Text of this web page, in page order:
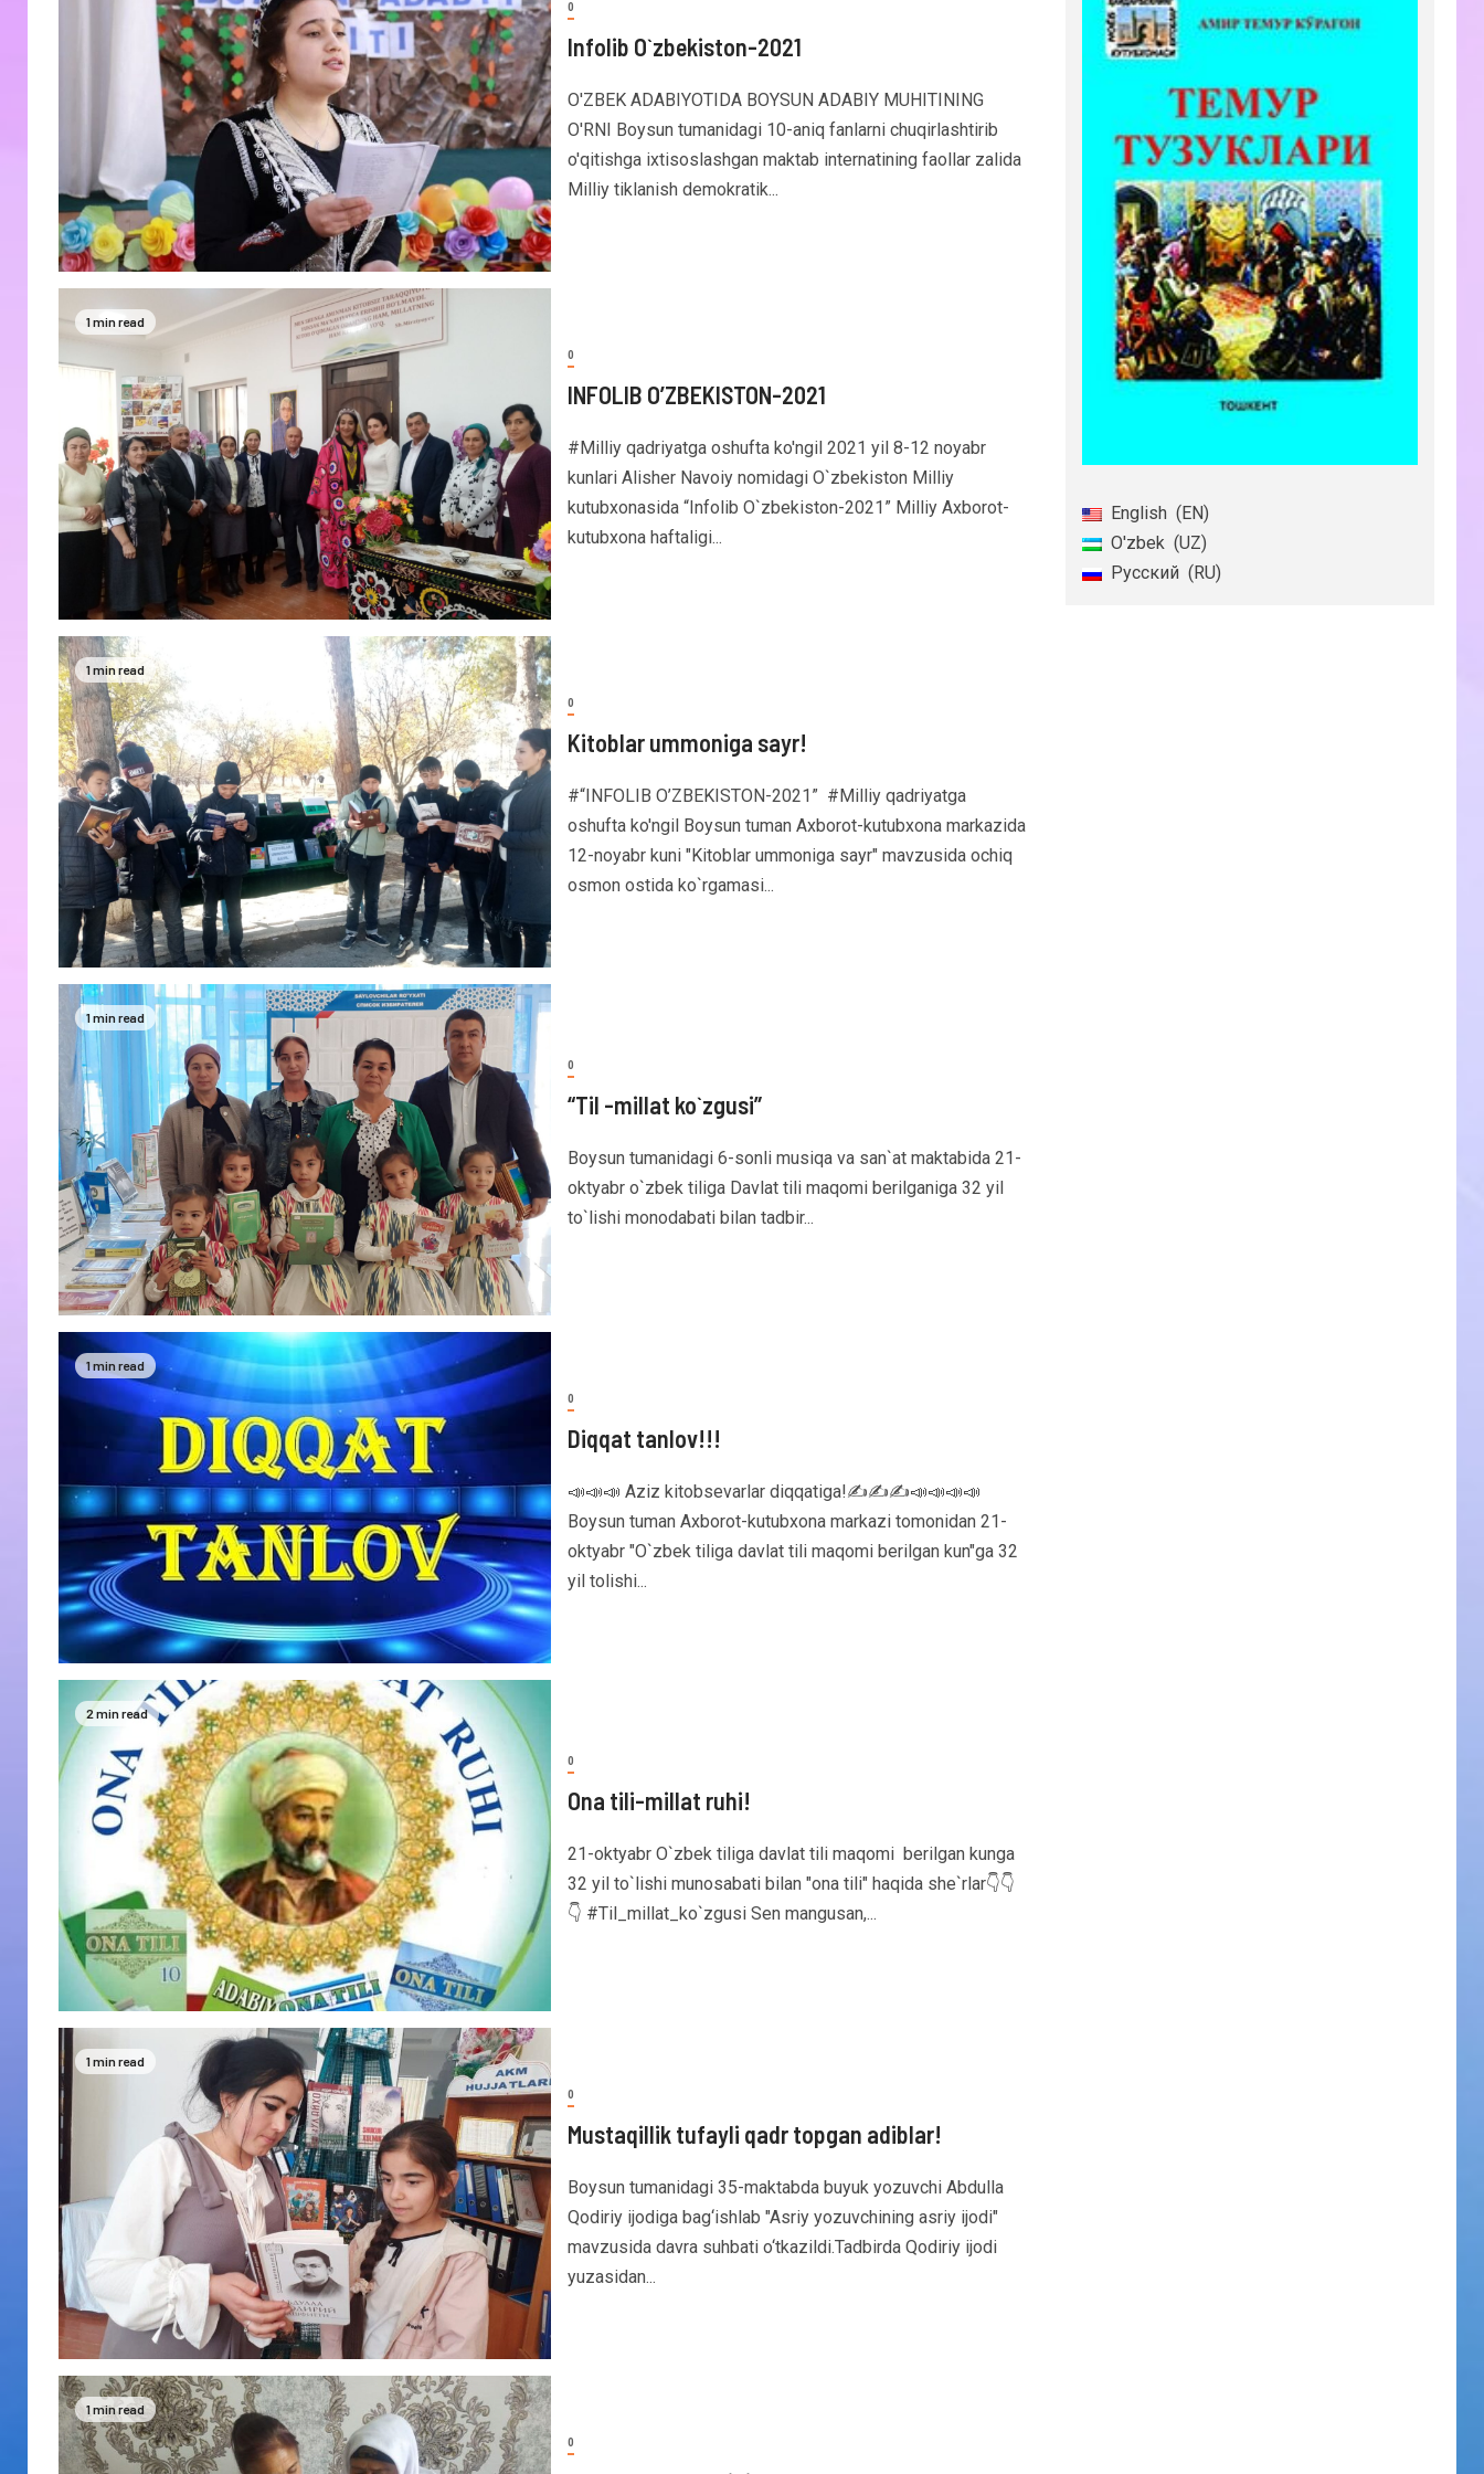
0
Infolib O`zbekiston-2021
O'ZBEK ADABIYOTIDA BOYSUN ADABIY MUHITINING
O'RNI Boysun tumanidagi 10-aniq fanlarni chuqirlashtirib
o'qitishga ixtisoslashgan maktab internatining faollar zalida
Milliy tiklanish demokratik...
1 min read
0
INFOLIB O’ZBEKISTON-2021
#Milliy qadriyatga oshufta ko'ngil 2021 yil 8-12 noyabr
kunlari Alisher Navoiy nomidagi O`zbekiston Milliy
kutubxonasida “Infolib O`zbekiston-2021” Milliy Axborot-
kutubxona haftaligi...
1 min read
0
Kitoblar ummoniga sayr!
#“INFOLIB O’ZBEKISTON-2021” #Milliy qadriyatga
oshufta ko'ngil Boysun tuman Axborot-kutubxona markazida
12-noyabr kuni "Kitoblar ummoniga sayr" mavzusida ochiq
osmon ostida ko`rgamasi...
1 min read
0
“Til -millat ko`zgusi”
Boysun tumanidagi 6-sonli musiqa va san`at maktabida 21-
oktyabr o`zbek tiliga Davlat tili maqomi berilganiga 32 yil
to`lishi monodabati bilan tadbir...
1 min read
0
Diqqat tanlov!!!
📣📣📣 Aziz kitobsevarlar diqqatiga!✍️✍️✍️📣📣📣📣
Boysun tuman Axborot-kutubxona markazi tomonidan 21-
oktyabr "O`zbek tiliga davlat tili maqomi berilgan kun"ga 32
yil tolishi...
2 min read
0
Ona tili-millat ruhi!
21-oktyabr O`zbek tiliga davlat tili maqomi berilgan kunga
32 yil to`lishi munosabati bilan "ona tili" haqida she`rlar👇👇
👇 #Til_millat_ko`zgusi Sen mangusan,...
1 min read
0
Mustaqillik tufayli qadr topgan adiblar!
Boysun tumanidagi 35-maktabda buyuk yozuvchi Abdulla
Qodiriy ijodiga bag‘ishlab "Asriy yozuvchining asriy ijodi"
mavzusida davra suhbati o‘tkazildi.Tadbirda Qodiriy ijodi
yuzasidan...
1 min read
0
English
EN
O'zbek
UZ
Русский
RU